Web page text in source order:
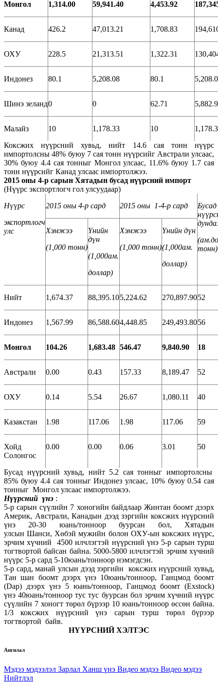
Монгол 1,314.00 59,941.40 4,453.92
Канад 426.2 47,013.21 1,708.83
ОХУ 228.5 21,313.51 1,322.31
Индонез 80.1 5,208.08 80.1
Шинэ зеланд0 0 62.71
Малайз 10 1,178.33 10
Коксжих нүүрсний хувьд, нийт 14.6 сая тонн нүүрс
импортолсны 48% буюу 7 сая тонн нүүрсийг Австрали улсаас,
30% буюу 4.4 сая тонныг Монгол улсаас, 11.6% буюу 1.7 сая
тонн нүүрсийг Канад улсаас импортолжээ.
2015 оны 4-р сарын Хятадын бусад нүүрсний импорт
(Нүүрс экспортлогч гол улсуудаар)
Нүүрс
экспортлогч
улс
2015 оны 4-р сард 2015 оны 1-4-р сард
Бусад
(
тонн)
Хэмжээ
(1,000 тонн)
Үнийн
дүн
(1,000ам.
доллар)
Хэмжээ
(1,000 тонн)
Үнийн дүн
(1,000ам.
доллар)
Нийт 1,674.37 88,395.105,224.62 270,897.9052
Индонез 1,567.99 86,588.604,448.85 249,493.8056
Монгол 104.26 1,683.48 546.47 9,840.90 18
Австрали 0.00 0.43 157.33 8,189.47 52
ОХУ 0.14 5.54 26.67 1,080.11 40
Казакстан 1.98 117.06 1.98 117.06 59
Хойд
Солонгос
0.00 0.00 0.06 3.01 50
Бусад нүүрсний хувьд, нийт 5.2 сая тонныг импортолсны
85% буюу 4.4 сая тонныг Индонез улсаас, 10% буюу 0.54 сая
тонныг Монгол улсаас импортолжээ.
Нүүрсний үнэ :
5-р сарын сүүлийн 7 хоногийн байдлаар Жинтан боомт дээрх
Америк, Австрали, Канадын дээд зэргийн коксжих нүүрсний
үнэ 20-30 юань/тонноор буурсан бол, Хятадын
улсын Шанси, Хөбэй мужийн болон ОХУ-ын коксжих нүүрс,
эрчим хүчний 4500 илчлэгтэй нүүрсний үнэ 5-р сарын турш
тогтвортой байсан байна. 5000-5800 илчлэгтэй эрчим хүчний
нүүрс 5-р сард 5-10юань/тонноор нэмэгдсэн.
5-р сард, манай улсын дээд зэргийн коксжих нүүрсний хувьд,
Тан шан боомт дээрх үнэ 10юань/тонноор, Ганцмод боомт
(Dap) дээрх үнэ 5 юань/тонноор, Ганцмод боомт (Exstock)
үнэ 40юань/тонноор тус тус буурсан бол эрчим хүчний нүүрс
сүүлийн 7 хоногт төрөл бүрээр 10 юань/тонноор өссөн байна.
1/3 коксжих нүүрсний үнэ сарын турш төрөл бүрээр
тогтвортой байв.
НҮҮРСНИЙ ХЭЛТЭС
Ангилал
Мэдээ мэдээлэл Зарлал Ханш үнэ Видео мэдээ Видео мэдээ
Нийтлэл